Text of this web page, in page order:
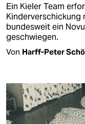
Ein Kieler Team
Kinderverschickung
bundesweit ein
geschwiegen.
Von Harff-Peter